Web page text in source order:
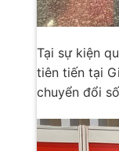
Tại sự kiện
tiên tiến tại
chuyển đổi